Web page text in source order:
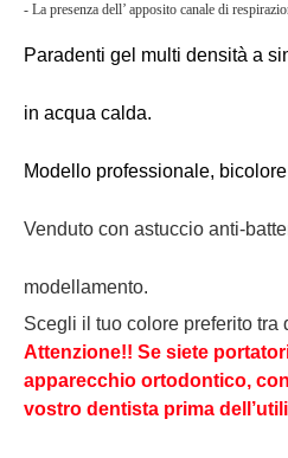
- La presenza dell’ apposito canale di
Paradenti gel multi densità a
in acqua calda.
Modello professionale,
Venduto con astuccio anti-
modellamento.
Scegli il tuo colore preferito tra
Attenzione!! Se siete
apparecchio ortodontico,
vostro dentista prima